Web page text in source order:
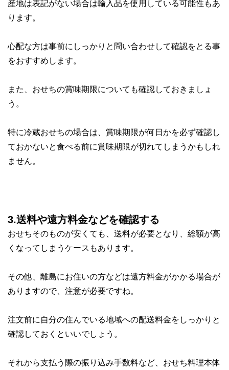
産地は表記がない場合は輸入品を使用している可能性もあ
ります。
心配な方は事前にしっかりと問い合わせして確認をとる事
をおすすめします。
また、おせちの賞味期限についても確認しておきましょ
う。
特に冷蔵おせちの場合は、賞味期限が何日かを必ず確認し
ておかないと食べる前に賞味期限が切れてしまうかも しれ
ません。
3.送料や遠方料金などを確認する
おせちそのものが安くても、 送料が必要となり、総額が高
くなってしまうケースもあります。
その他、離島にお住いの方などは遠方料金がかかる場合が
ありますので、注意が必要ですね。
注文前に 自分の住んでいる地域への配送料金をしっかりと
確認しておくといいでしょう。
それから支払う際の振り込み手数料など、おせち料理本体